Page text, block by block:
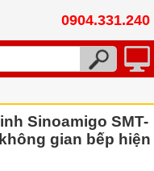
0904.331.240
Sinoamigo SMT-
gian bếp hiện